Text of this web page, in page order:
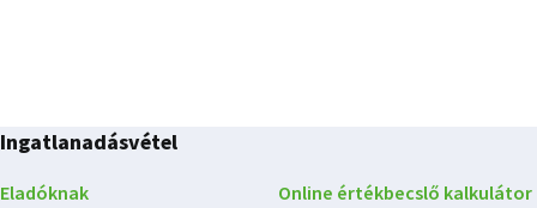
Ingatlanadásvétel
Eladóknak
Online értékbecslő kalkulátor